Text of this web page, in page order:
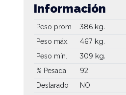
Información
Peso prom. 386 kg.
Peso máx. 467 kg.
Peso mín. 309 kg.
% Pesada 92
Destarado
NO